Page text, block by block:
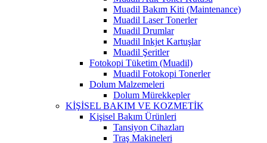
Muadil Bakım Kiti (Maintenance)
Muadil Laser Tonerler
Muadil Drumlar
Muadil Inkjet Kartuşlar
Muadil Şeritler
Fotokopi Tüketim (Muadil)
Muadil Fotokopi Tonerler
Dolum Malzemeleri
Dolum Mürekkepler
KİŞİSEL BAKIM VE KOZMETİK
Kişisel Bakım Ürünleri
Tansiyon Cihazları
Traş Makineleri